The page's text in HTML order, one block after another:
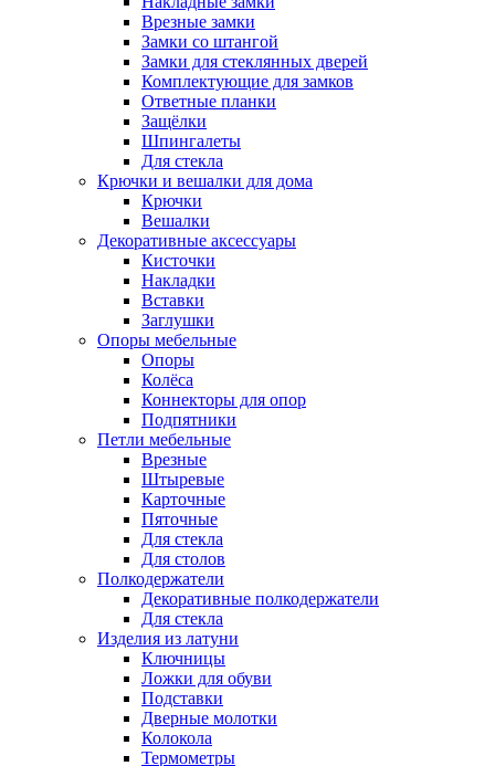
Врезные замки
Замки со штангой
Замки для стеклянных дверей
Комплектующие для замков
Ответные планки
Защёлки
Шпингалеты
Для стекла
Крючки и вешалки для дома
Крючки
Вешалки
Декоративные аксессуары
Кисточки
Накладки
Вставки
Заглушки
Опоры мебельные
Опоры
Колёса
Коннекторы для опор
Подпятники
Петли мебельные
Врезные
Штыревые
Карточные
Пяточные
Для стекла
Для столов
Полкодержатели
Декоративные полкодержатели
Для стекла
Изделия из латуни
Ключницы
Ложки для обуви
Подставки
Дверные молотки
Колокола
Термометры